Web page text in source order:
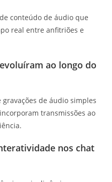
conteúdo de áudio que
real entre anfitriões e
ao longo do
de áudio simples
transmissões ao
nos chat